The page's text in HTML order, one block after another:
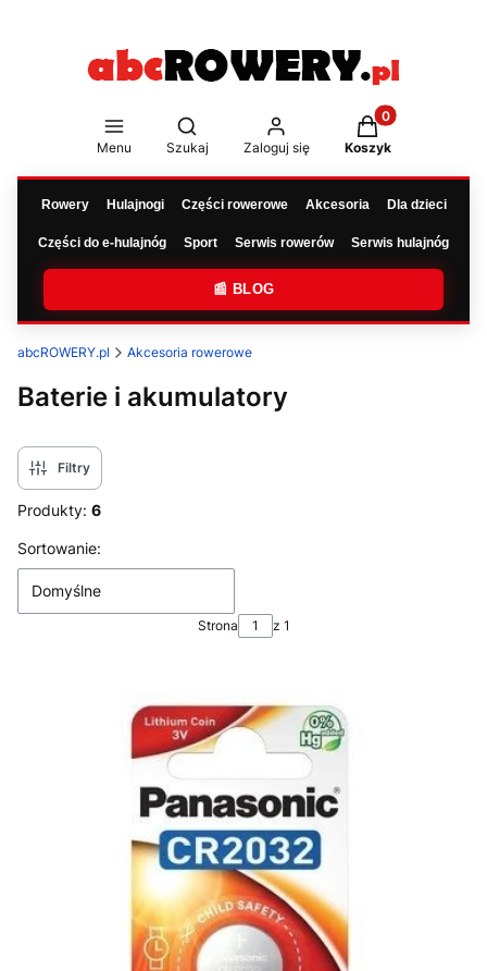
Menu
Otwórz wyszukiwarkę
Szukaj Zaloguj się
Produkty w
Koszyk
Rowery Hulajnogi Części rowerowe Akcesoria Dla dzieci
Części do e-hulajnóg Sport Serwis rowerów Serwis hulajnóg
📰 BLOG
abcROWERY.pl Akcesoria rowerowe
Baterie i akumulatory
Filtry
Produkty: 6
Lista produktów
Sortowanie:
Domyślne
Strona z 1